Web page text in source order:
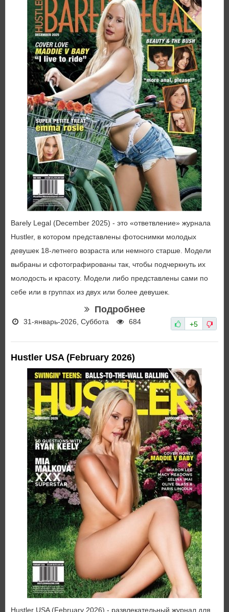
Barely Legal (December 2025) - это «ответвление» журнала
Hustler, в котором представлены фотоснимки молодых
девушек 18-летнего возраста или немного старше. Модели
выбраны и сфотографированы так, чтобы подчеркнуть их
молодость и красоту. Модели либо представлены сами по
себе или в группах из двух или более девушек.
Подробнее
31-январь-2026, Суббота 684 +5
Hustler USA (February 2026)
Hustler USA (February 2026) - развлекательный журнал для